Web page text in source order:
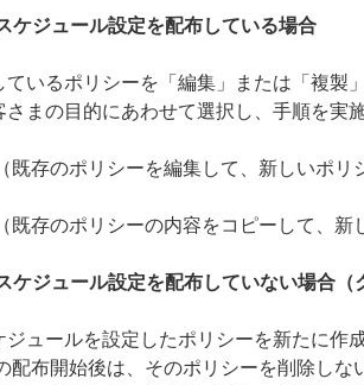
ケジュール設定を配布している場合
ているポリシーを「編集」または「複製
さまの目的にあわせて選択し、手順を実
既存のポリシーを編集して、新しいポリ
既存のポリシーの内容をコピーして、
ケジュール設定を配布していない場合
ジュールを設定したポリシーを新たに作
配布開始後は、そのポリシーを削除し